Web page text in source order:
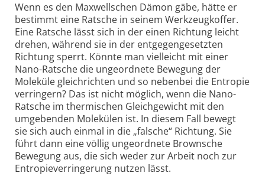
Wenn es den Maxwellschen Dämon gäbe, hätte er
bestimmt eine Ratsche in seinem Werkzeugkoffer.
Eine Ratsche lässt sich in der einen Richtung leicht
drehen, während sie in der entgegengesetzten
Richtung sperrt. Könnte man vielleicht mit einer
Nano-Ratsche die ungeordnete Bewegung der
Moleküle gleichrichten und so nebenbei die Entropie
verringern? Das ist nicht möglich, wenn die Nano-
Ratsche im thermischen Gleichgewicht mit den
umgebenden Molekülen ist. In diesem Fall bewegt
sie sich auch einmal in die „falsche“ Richtung. Sie
führt dann eine völlig ungeordnete Brownsche
Bewegung aus, die sich weder zur Arbeit noch zur
Entropieverringerung nutzen lässt.